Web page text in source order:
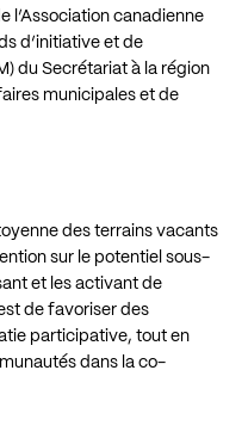
l’Association canadienne
d’initiative et de
du Secrétariat à la région
municipales et de
des terrains vacants
sur le potentiel sous-
et les activant de
de favoriser des
participative, tout en
dans la co-